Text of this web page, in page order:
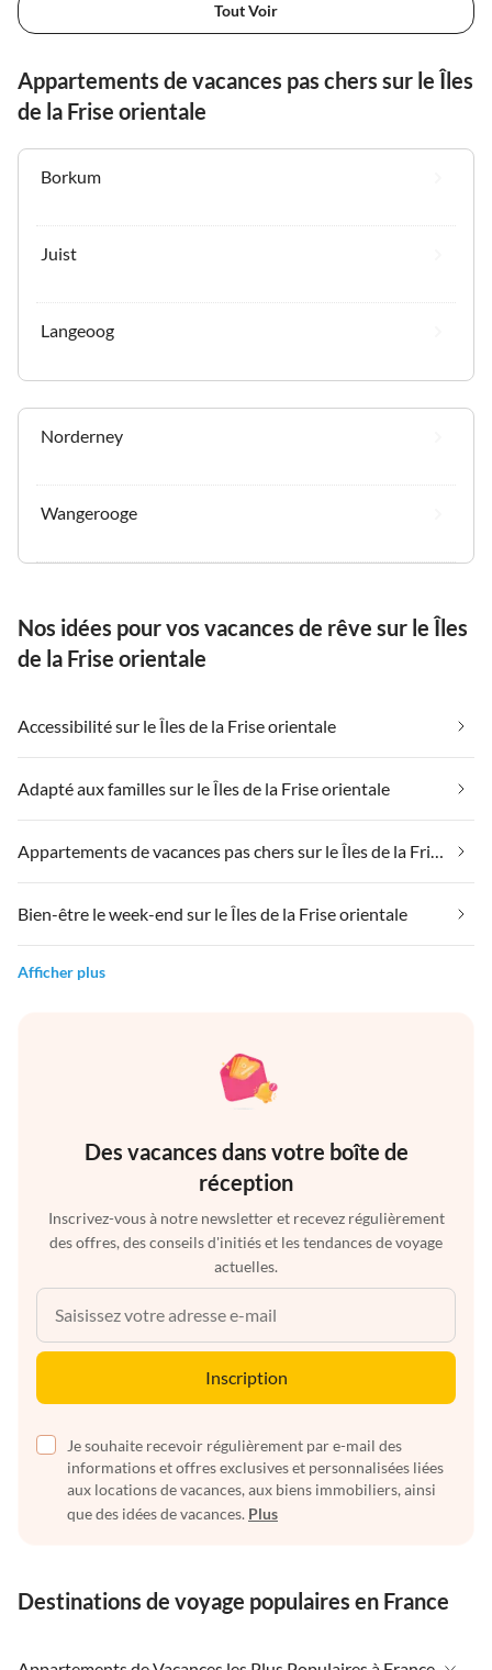
Tout Voir
Appartements de vacances pas chers sur le Îles
de la Frise orientale
Borkum
Juist
Langeoog
Norderney
Wangerooge
Nos idées pour vos vacances de rêve sur le Îles
de la Frise orientale
Accessibilité sur le Îles de la Frise orientale
Adapté aux familles sur le Îles de la Frise orientale
Appartements de vacances pas chers sur le Îles de la Frise orientale
Bien-être le week-end sur le Îles de la Frise orientale
Afficher plus
Des vacances dans votre boîte de
réception
Inscrivez-vous à notre newsletter et recevez régulièrement
des offres, des conseils d'initiés et les tendances de voyage
actuelles.
Inscription
Je souhaite recevoir régulièrement par e-mail des
informations et offres exclusives et personnalisées liées
aux locations de vacances, aux biens immobiliers, ainsi
que des idées de vacances. Plus
Destinations de voyage populaires en France